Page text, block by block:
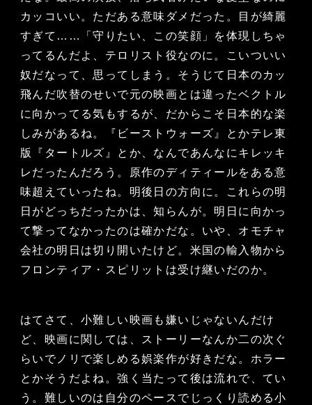
カッコいい。ただある意味ダメだった。目が綺麗
すぎて……「守りたい、この笑顔」を体現しちゃ
ってるんだよ、テロリスト役なのに。こいついい
奴だなって、思ってしまう。そうじて日本のカッ
飛んだ吹替のせいで元の映画とは違ったベクトル
に向かってる気もするが、だからこそ日本的な楽
しみがあるね。『ビーストウォーズ』とかテレ東
版『タートルズ』とか、なんであんなにキレッキ
レだったんだろう。原作のディティールをある意
味超えていったね。明後日の方向に。これらの明
日がどっちだったかは、知らんが。明日に向かっ
て撃ってなかったのは確かだな。いや、オモチャ
会社の明日は切り開いたけど。米国の輸入物から
フロンティア・スピリットは受け継いだのか。
はてさて、小難しい映画も嫌いじゃないんだけ
ど、映画に関しては、ストーリーなんか二の次ぐ
らいでノリで楽しめる娯楽作が好きだな。ホラー
とかそうだよね。強く当たって後は流れで、てい
う。難しいのは自分のペースでじっくり読める小